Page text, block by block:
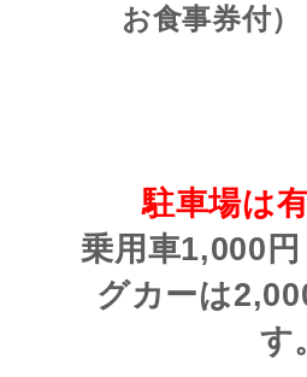
お食事券付）
駐車場は
乗用車1,000
グカーは
す